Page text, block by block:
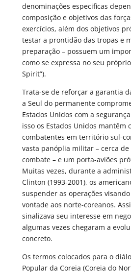
denominações especificas
composição e objetivos das
exercícios, além dos objetivos
testar a prontidão das tropas e
preparação – possuem um
como se expressa no seu
Spirit”).
Trata-se de reforçar a garantia
a Seul do permanente
Estados Unidos com a
isso os Estados Unidos mantêm
combatentes em território sul-
vasta panóplia militar – cerca de
combate – e um porta-aviões
Muitas vezes, durante a
Clinton (1993-2001), os
suspender as operações
vontade aos norte-coreanos.
sinalizava seu interesse em
algumas vezes chegaram a
concreto.
Os termos colocados para o
Popular da Coreia (Coreia do